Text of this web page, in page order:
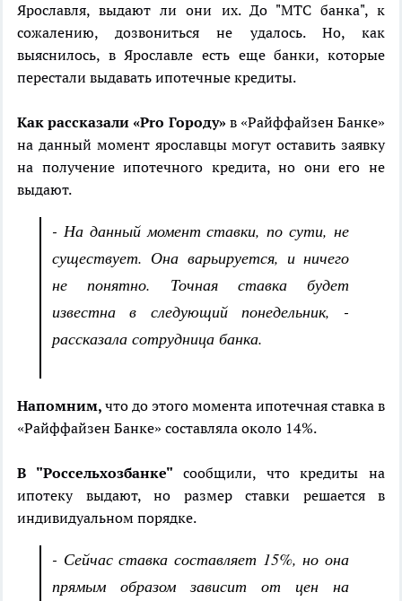
Ярославля, выдают ли они их. До "МТС банка", к
сожалению, дозвониться не удалось. Но, как
выяснилось, в Ярославле есть еще банки, которые
перестали выдавать ипотечные кредиты.
Как рассказали «Pro Городу» в «Райффайзен Банке»
на данный момент ярославцы могут оставить заявку
на получение ипотечного кредита, но они его не
выдают.
- На данный момент ставки, по сути, не
существует. Она варьируется, и ничего
не понятно. Точная ставка будет
известна в следующий понедельник, -
рассказала сотрудница банка.
Напомним, что до этого момента ипотечная ставка в
«Райффайзен Банке» составляла около 14%.
В "Россельхозбанке" сообщили, что кредиты на
ипотеку выдают, но размер ставки решается в
индивидуальном порядке.
- Сейчас ставка составляет 15%, но она
прямым образом зависит от цен на